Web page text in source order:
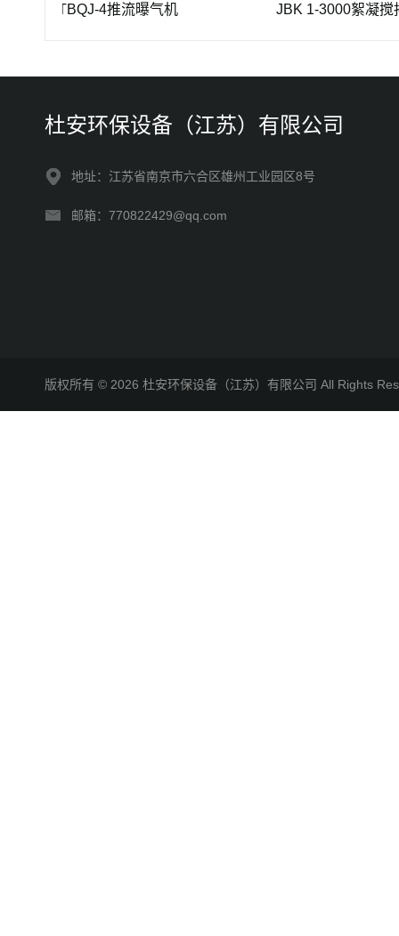
TBQJ-4推流曝气机 JBK 1-3000絮凝搅拌机
杜安环保设备（江苏）有限公司
地址：江苏省南京市六合区雄州工业园区8号
邮箱：770822429@qq.com
版权所有 © 2026 杜安环保设备（江苏）有限公司 All Rights